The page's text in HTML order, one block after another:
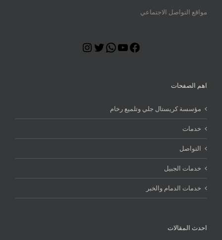
مواقع التواصل الاجتماعي
Facebook
YouTube
WhatsApp
Twitter
اهم الصفحات
مؤسسة كريستال جلي وتلميع رخام
خدمات
التواصل
خدمات الجبيل
خدمات الدمام والخبر
احدث المقالات